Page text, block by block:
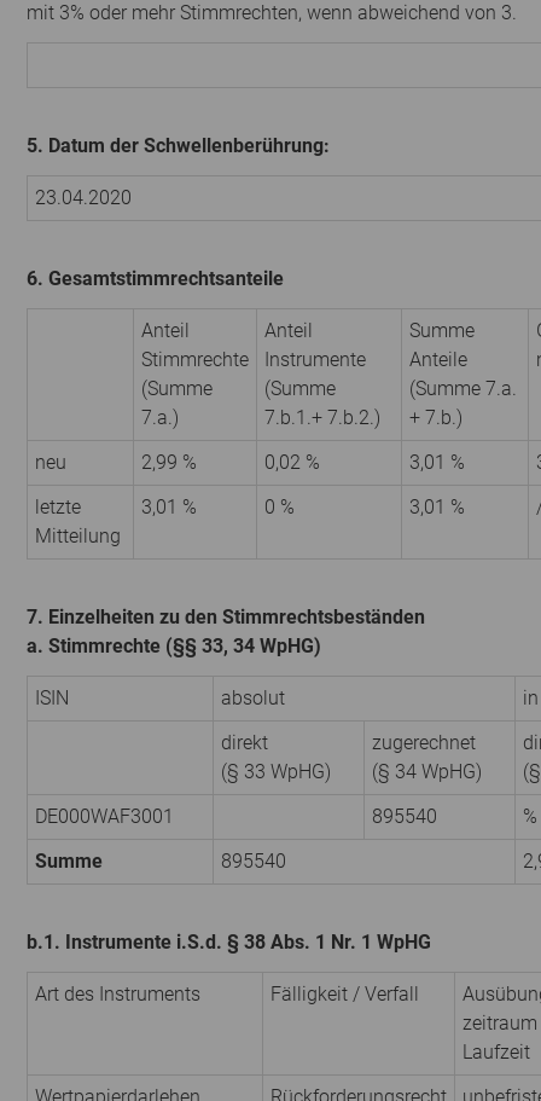
mit 3% oder mehr Stimmrechten, wenn abweichend von 3.
5. Datum der Schwellenberührung:
23.04.2020
6. Gesamtstimmrechtsanteile
Anteil
Stimmrechte
(Summe
7.a.)
Anteil
Instrumente
(Summe
7.b.1.+ 7.b.2.)
Summe
Anteile
(Summe 7.a.
+ 7.b.)
neu 2,99 % 0,02 % 3,01 %
letzte
Mitteilung
3,01 % 0 % 3,01 %
7. Einzelheiten zu den Stimmrechtsbeständen
a. Stimmrechte (§§ 33, 34 WpHG)
ISIN absolut
direkt
(§ 33 WpHG)
zugerechnet
(§ 34 WpHG)
DE000WAF3001
895540
%
Summe
895540
b.1. Instrumente i.S.d. § 38 Abs. 1 Nr. 1 WpHG
Art des Instruments Fälligkeit / Verfall
Laufzeit